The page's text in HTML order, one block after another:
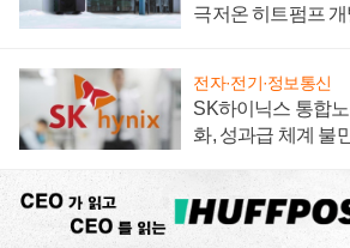
극저온 히트펌프
전자·전기·정보통신
SK하이닉스 통합
화, 성과급 체계 불